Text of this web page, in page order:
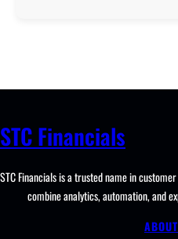
STC Financials
STC Financials is a trusted name in
combine analytics, automation, and